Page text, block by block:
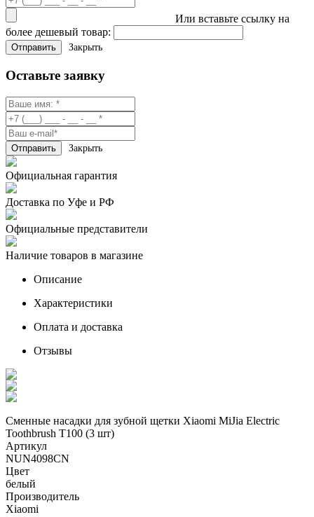
Или вставьте ссылку на
более дешевый товар:
Закрыть
Оставьте заявку
Закрыть
Официальная гарантия
Доставка по Уфе и РФ
Официальные представители
Наличие товаров в магазине
Описание
Характеристики
Оплата и доставка
Отзывы
Сменные насадки для зубной щетки Xiaomi MiJia Electric
Toothbrush T100 (3 шт)
Артикул
NUN4098CN
Цвет
белый
Производитель
Xiaomi